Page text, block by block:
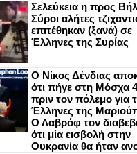
Σελεύκεια η προς
Σύροι αλήτες
επιτέθηκαν (ξανά) σε
Έλληνες της Συρίας
Ο Νίκος Δένδιας
ότι πήγε στη Μόσχα
πριν τον πόλεμο για
Έλληνες της
Ο Λαβρόφ τον
ότι μία εισβολή στην
Ουκρανία θα ήταν